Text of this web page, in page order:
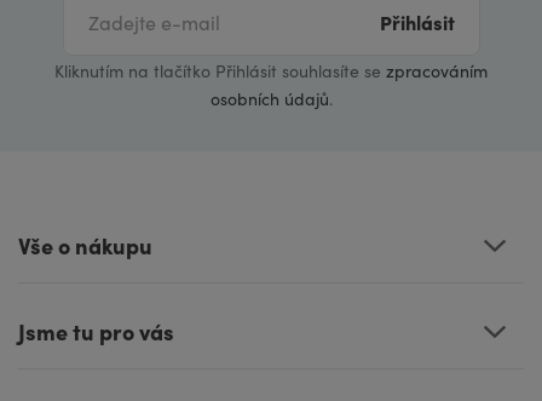
Přihlásit
Kliknutím na tlačítko Přihlásit souhlasíte se zpracováním
osobních údajů.
Vše o nákupu
Jsme tu pro vás